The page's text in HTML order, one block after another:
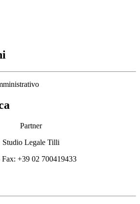
Partner
Studio Legale Tilli
+39 02 700419433